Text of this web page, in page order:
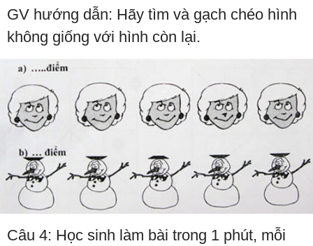
GV hướng dẫn: Hãy tìm và gạch chéo hình
không giống với hình còn lại.
Câu 4: Học sinh làm bài trong 1 phút, mỗi